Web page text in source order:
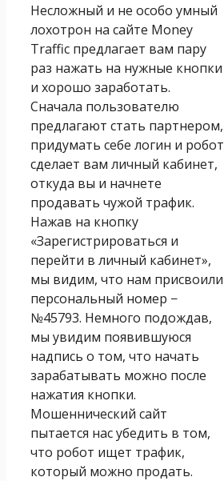
Несложный и не особо умный
лохотрон на сайте Money
Traffic предлагает вам пару
раз нажать на нужные кнопки
и хорошо заработать.
Сначала пользователю
предлагают стать партнером,
придумать себе логин и робот
сделает вам личный кабинет,
откуда вы и начнете
продавать чужой трафик.
Нажав на кнопку
«Зарегистрироваться и
перейти в личный кабинет»,
мы видим, что нам присвоили
персональный номер −
№45793. Немного подождав,
мы увидим появившуюся
надпись о том, что начать
зарабатывать можно после
нажатия кнопки.
Мошеннический сайт
пытается нас убедить в том,
что робот ищет трафик,
который можно продать.